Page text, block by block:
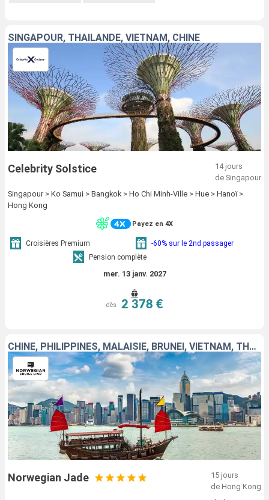
SINGAPOUR, THAÏLANDE, VIETNAM, CHINE
Celebrity Solstice
14 jours
de Singapour
Singapour > Ko Samui > Bangkok > Ho Chi Minh-Ville > Hue > Hanoï >
Hong Kong
Payez en 4X
Croisières Premium
-60% sur le 2nd passager
Pension complète
mer. 13 janv. 2027
dès 2 378 €
CHINE, PHILIPPINES, MALAISIE, BRUNEI, VIETNAM, THAÏLANDE, SINGAPOUR
Norwegian Jade
15 jours
de Hong Kong